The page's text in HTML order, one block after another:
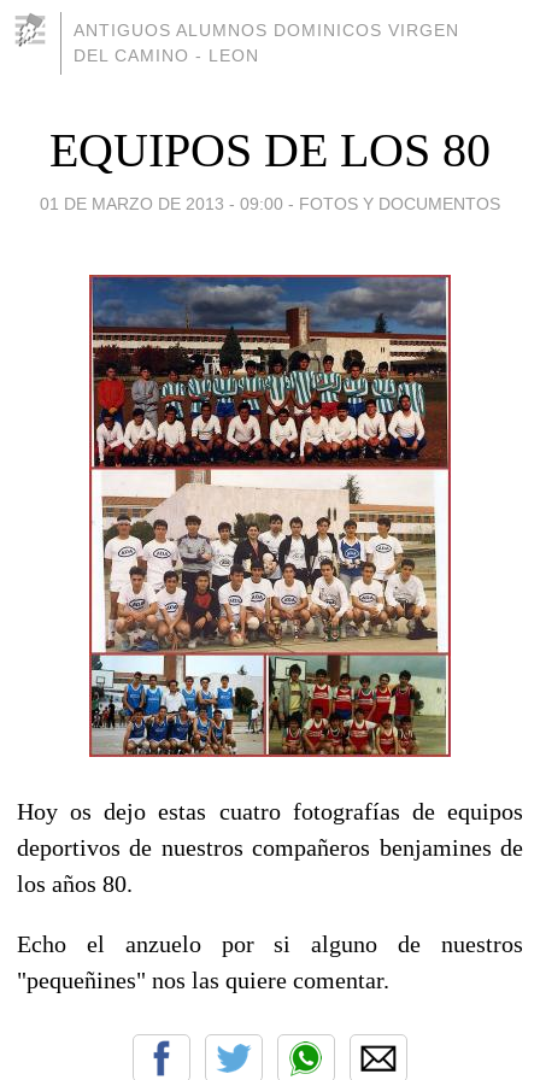
ANTIGUOS ALUMNOS DOMINICOS VIRGEN
DEL CAMINO - LEON
EQUIPOS DE LOS 80
01 DE MARZO DE 2013 - 09:00 - FOTOS Y DOCUMENTOS
Hoy os dejo estas cuatro fotografías de equipos
deportivos de nuestros compañeros benjamines de
los años 80.
Echo el anzuelo por si alguno de nuestros
"pequeñines" nos las quiere comentar.